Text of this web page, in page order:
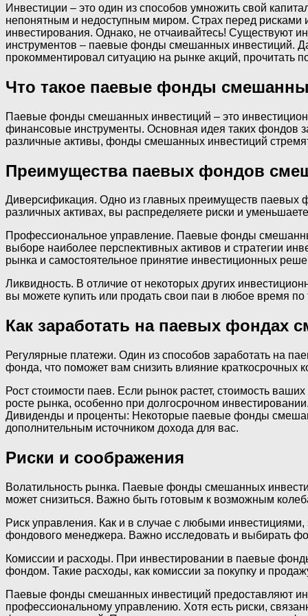
Инвестиции – это один из способов умножить свой
непонятным и недоступным миром. Страх перед рисками
инвестирования. Однако, не отчаивайтесь! Существуют
инструментов – паевые фонды смешанных инвестиций.
прокомментировал ситуацию на рынке акций, прочитать
Что такое паевые фонды
Паевые фонды смешанных инвестиций – это
финансовые инструменты. Основная идея таких фондов
различные активы, фонды смешанных инвестиций
Преимущества паевых фондов
Диверсификация. Одно из главных преимуществ паевых
различных активах, вы распределяете риски и
Профессиональное управление. Паевые фонды
выборе наиболее перспективных активов и стратегии
рынка и самостоятельное принятие инвестиционных
Ликвидность. В отличие от некоторых других
вы можете купить или продать свои паи в любое время
Как заработать на паевых фондах
Регулярные платежи. Один из способов заработать на
фонда, что поможет вам снизить влияние краткосрочных
Рост стоимости паев. Если рынок растет, стоимость
росте рынка, особенно при долгосрочном
Дивиденды и проценты: Некоторые паевые фонды
дополнительным источником дохода для вас.
Риски и соображения
Волатильность рынка. Паевые фонды смешанных
может снизиться. Важно быть готовым к возможным
Риск управления. Как и в случае с любыми
фондового менеджера. Важно исследовать и выбирать
Комиссии и расходы. При инвестировании в паевые
фондом. Такие расходы, как комиссии за покупку и
Паевые фонды смешанных инвестиций предоставляют
профессиональному управлению. Хотя есть риски,